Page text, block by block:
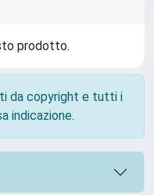
prodotto.
da copyright e tutti i
indicazione.